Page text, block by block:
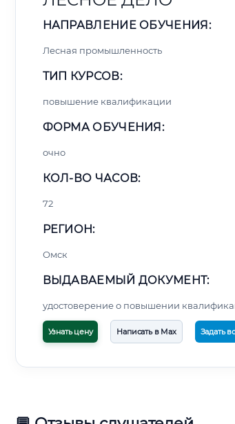
НАПРАВЛЕНИЕ ОБУЧЕНИЯ:
Лесная промышленность
ТИП КУРСОВ:
повышение квалификации
ФОРМА ОБУЧЕНИЯ:
очно
КОЛ-ВО ЧАСОВ:
72
РЕГИОН:
Омск
ВЫДАВАЕМЫЙ ДОКУМЕНТ:
удостоверение о повышении
Узнать цену Написать в Max Задать